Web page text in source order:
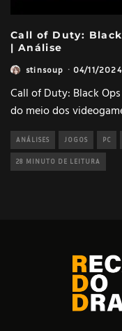
Call of Duty:
| Análise
stinsoup · 04/11/2024
Call of Duty: Black
do meio dos
ANÁLISES JOGOS PC
28 MINUTO DE LEITURA